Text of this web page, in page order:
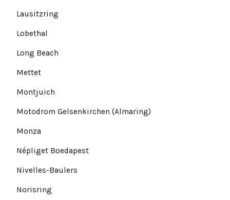
Lausitzring
Lobethal
Long Beach
Mettet
Montjuich
Motodrom Gelsenkirchen (Almaring)
Monza
Népliget Boedapest
Nivelles-Baulers
Norisring